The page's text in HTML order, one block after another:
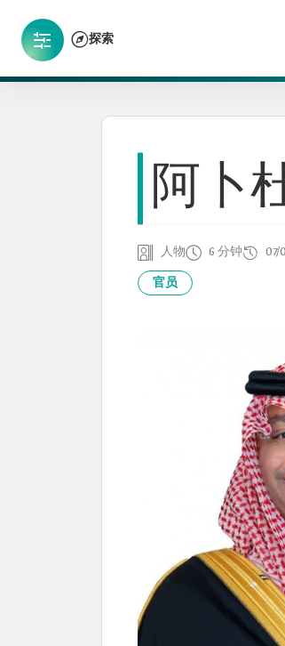
探索
阿卜
人物 6 分钟 07/
官员